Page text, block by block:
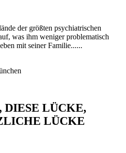
der größten psychiatrischen
was ihm weniger problematisch
mit seiner Familie......
DIESE LÜCKE,
LÜCKE